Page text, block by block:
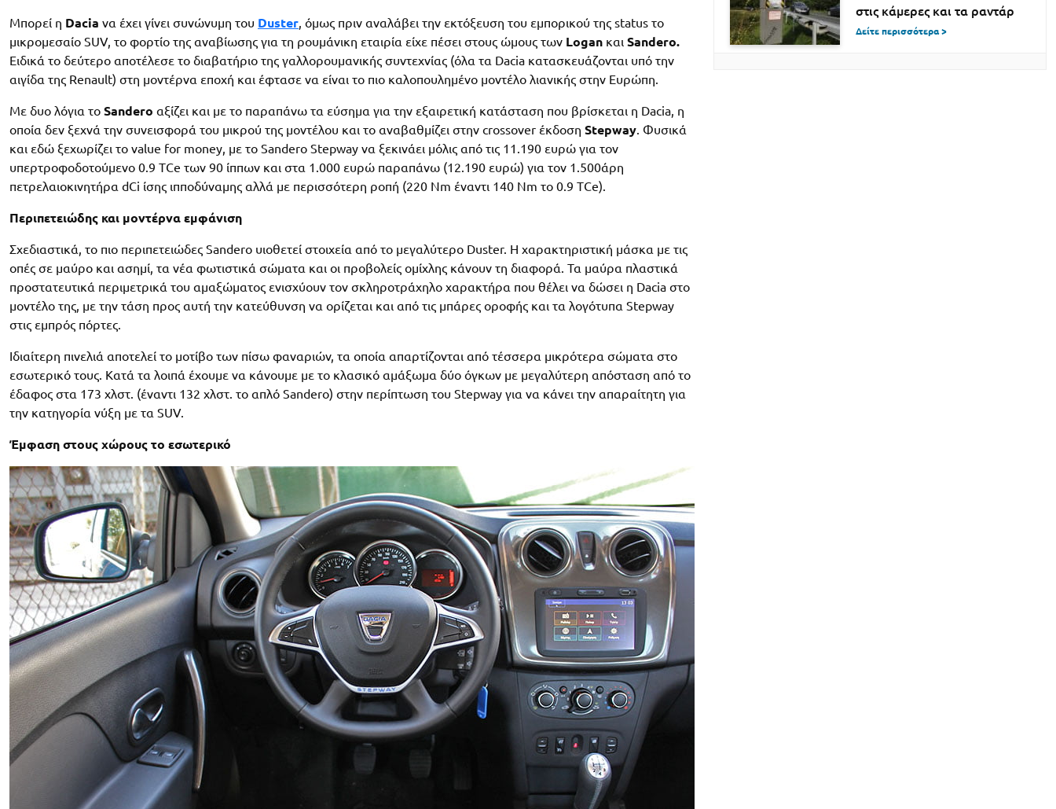
Μπορεί η Dacia να έχει γίνει συνώνυμη του Duster, όμως πριν αναλάβει την εκτόξευση του εμπορικού της status το
μικρομεσαίο SUV, το φορτίο της αναβίωσης για τη ρουμάνικη εταιρία είχε πέσει στους ώμους των Logan και Sandero.
Ειδικά το δεύτερο αποτέλεσε το διαβατήριο της γαλλορουμανικής συντεχνίας (όλα τα Dacia κατασκευάζονται υπό την
αιγίδα της Renault) στη μοντέρνα εποχή και έφτασε να είναι το πιο καλοπουλημένο μοντέλο λιανικής στην Ευρώπη.
Με δυο λόγια το Sandero αξίζει και με το παραπάνω τα εύσημα για την εξαιρετική κατάσταση που βρίσκεται η Dacia, η
οποία δεν ξεχνά την συνεισφορά του μικρού της μοντέλου και το αναβαθμίζει στην crossover έκδοση Stepway. Φυσικά
και εδώ ξεχωρίζει το value for money, με το Sandero Stepway να ξεκινάει μόλις από τις 11.190 ευρώ για τον
υπερτροφοδοτούμενο 0.9 TCe των 90 ίππων και στα 1.000 ευρώ παραπάνω (12.190 ευρώ) για τον 1.500άρη
πετρελαιοκινητήρα dCi ίσης ιπποδύναμης αλλά με περισσότερη ροπή (220 Nm έναντι 140 Nm το 0.9 TCe).
Περιπετειώδης και μοντέρνα εμφάνιση
Σχεδιαστικά, το πιο περιπετειώδες Sandero υιοθετεί στοιχεία από το μεγαλύτερο Duster. Η χαρακτηριστική μάσκα με τις
οπές σε μαύρο και ασημί, τα νέα φωτιστικά σώματα και οι προβολείς ομίχλης κάνουν τη διαφορά. Τα μαύρα πλαστικά
προστατευτικά περιμετρικά του αμαξώματος ενισχύουν τον σκληροτράχηλο χαρακτήρα που θέλει να δώσει η Dacia στο
μοντέλο της, με την τάση προς αυτή την κατεύθυνση να ορίζεται και από τις μπάρες οροφής και τα λογότυπα Stepway
στις εμπρός πόρτες.
Ιδιαίτερη πινελιά αποτελεί το μοτίβο των πίσω φαναριών, τα οποία απαρτίζονται από τέσσερα μικρότερα σώματα στο
εσωτερικό τους. Κατά τα λοιπά έχουμε να κάνουμε με το κλασικό αμάξωμα δύο όγκων με μεγαλύτερη απόσταση από το
έδαφος στα 173 χλστ. (έναντι 132 χλστ. το απλό Sandero) στην περίπτωση του Stepway για να κάνει την απαραίτητη για
την κατηγορία νύξη με τα SUV.
Έμφαση στους χώρους το εσωτερικό
στις κάμερες και τα ραντάρ
Δείτε περισσότερα >